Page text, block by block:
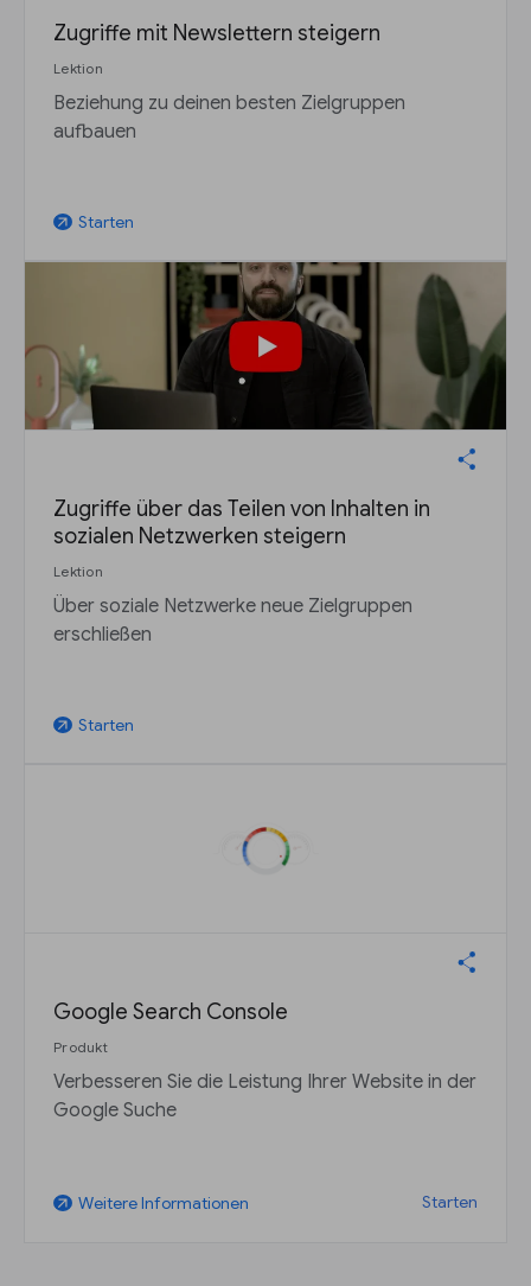
Zugriffe mit Newslettern steigern
Lektion
Beziehung zu deinen besten Zielgruppen
aufbauen
arrow_outward Starten
Zugriffe über das Teilen von Inhalten in
sozialen Netzwerken steigern
Lektion
Über soziale Netzwerke neue Zielgruppen
erschließen
arrow_outward Starten
Google Search Console
Produkt
Verbesseren Sie die Leistung Ihrer Website in der
Google Suche
arrow_outward Weitere Informationen Starten